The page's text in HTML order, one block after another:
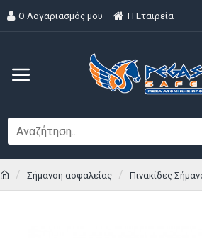
Ο Λογαριασμός μου H Εταιρεία
Σήμανση ασφαλείας Πινακίδες